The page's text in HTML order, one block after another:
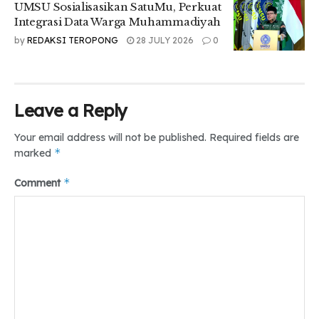
ide-ide kreatif mereka melalui karya sastra.
“Melalui tulisan, kita bisa menyampaikan banyak hal positif
dan menggugah semangat orang lain untuk terus berkarya,”
untuk terus mendukung lahirnya penulis muda dari berbagai
program studi serta memperkuat budaya literasi kreatif di
lingkungan kampus.
Tr: Annisa
UMSU Sosialisasikan SatuMu, Perkuat
Integrasi Data Warga Muhammadiyah
by REDAKSI TEROPONG 28 JULY 2026 0
Leave a Reply
Your email address will not be published. Required fields are
marked *
Comment *